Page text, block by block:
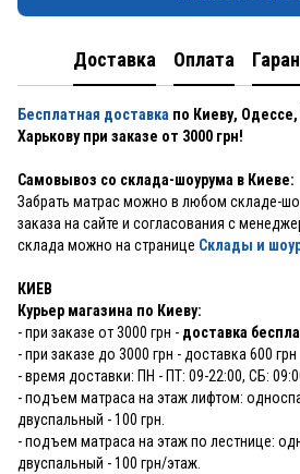
Доставка Оплата
Бесплатная доставка по Киеву,
Харькову при заказе от 3000 грн!
Самовывоз со склада-шоурума в Киеве:
Забрать матрас можно в любом складе-
заказа на сайте и согласования с
склада можно на странице Склады и
КИЕВ
Курьер магазина по Киеву:
- при заказе от 3000 грн - доставка
- при заказе до 3000 грн - доставка 600 грн
- время доставки: ПН - ПТ: 09-22:00, СБ:
- подъем матраса на этаж лифтом:
двуспальный - 100 грн.
- подъем матраса на этаж по лестнице:
двуспальный - 100 грн/этаж.